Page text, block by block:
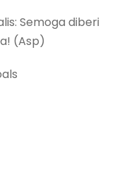
Semoga diberi
(Asp)